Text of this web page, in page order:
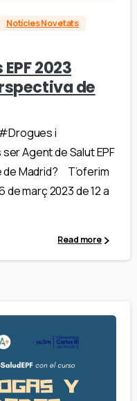
Notícies Novetats
2023
de
i
Agent de Salut EPF
de Madrid? T’oferim
març 2023 de 12 a
Read more